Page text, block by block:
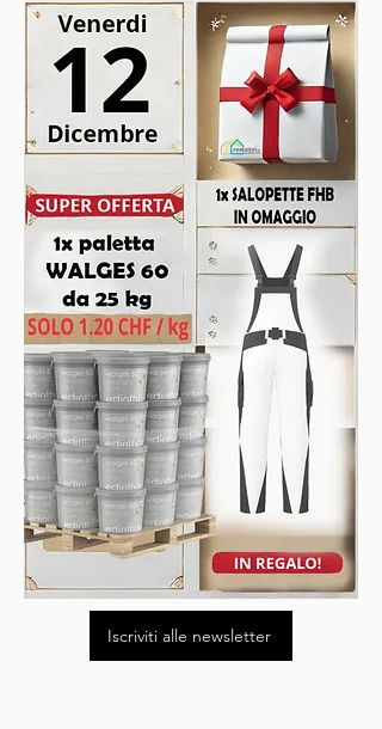
Iscriviti alle newsletter